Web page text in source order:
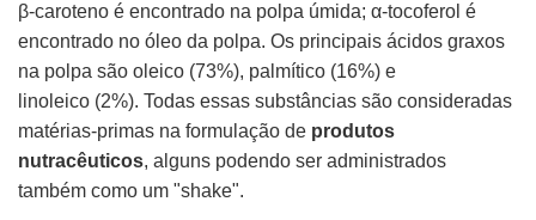
β-caroteno é encontrado na polpa úmida; α-tocoferol é
encontrado no óleo da polpa. Os principais ácidos graxos
na polpa são oleico (73%), palmítico (16%) e
linoleico (2%). Todas essas substâncias são consideradas
matérias-primas na formulação de produtos
nutracêuticos, alguns podendo ser administrados
também como um "shake".